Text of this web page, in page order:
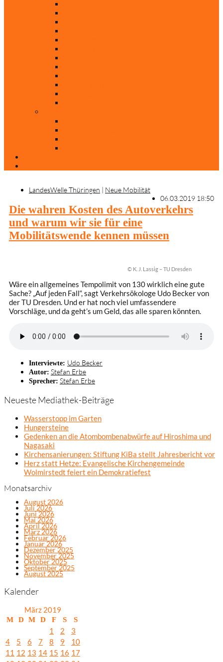
LandesWelle Thüringen | Neue Mobilität
06.03.2019 18:50
Die wahren Kosten des Autoverkehrs
und warum wir sie für eine
Mobilitätswende kennen müssen
© K. J. Lassig – TU Dresden
Wäre ein allgemeines Tempolimit von 130 wirklich eine gute
Sache? „Auf jeden Fall“, sagt Verkehrsökologe Udo Becker von
der TU Dresden. Und er hat noch viel umfassendere
Vorschläge, und da geht’s um Geld, das alle sparen könnten.
Interviewte: Udo Becker
Autor: Stefan Erbe
Sprecher: Stefan Erbe
Neueste Mediathek-Beiträge
Wasserstopp im Garten
Hungersteine
Gedenken an die Atombombenabwürfe auf Hiroshima und
Nagasaki
Kirchensanierungen: Stiftung KiBa stellt Jahresbericht vor
Herz statt Hetze: Evangelische Kirchengemeinde
Wolmirstedt feiert ein Demokratiefest
Monatsarchiv
August 2026
Juli 2026
Juni 2026
Mai 2026
April 2026
März 2026
Februar 2026
Januar 2026
Dezember 2025
November 2025
Oktober 2025
September 2025
August 2025
Kalender
März 2019
M D M D F S S
1 2
3
4
5 6 7 8 9
10
11 12 13 14 15 16 17